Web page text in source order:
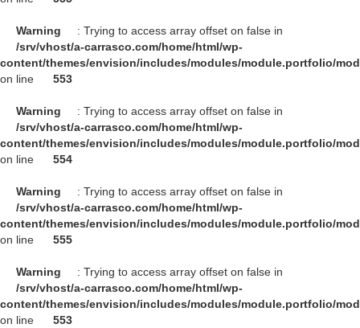
Warning
: Trying to access array offset on false in
/srv/vhost/a-carrasco.com/home/html/wp-
content/themes/envision/includes/modules/module.portfolio/
on line
553
Warning
: Trying to access array offset on false in
/srv/vhost/a-carrasco.com/home/html/wp-
content/themes/envision/includes/modules/module.portfolio/
on line
554
Warning
: Trying to access array offset on false in
/srv/vhost/a-carrasco.com/home/html/wp-
content/themes/envision/includes/modules/module.portfolio/
on line
555
Warning
: Trying to access array offset on false in
/srv/vhost/a-carrasco.com/home/html/wp-
content/themes/envision/includes/modules/module.portfolio/
on line
553